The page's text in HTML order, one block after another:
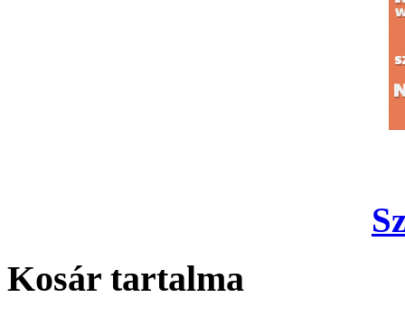
Kosár tartalma